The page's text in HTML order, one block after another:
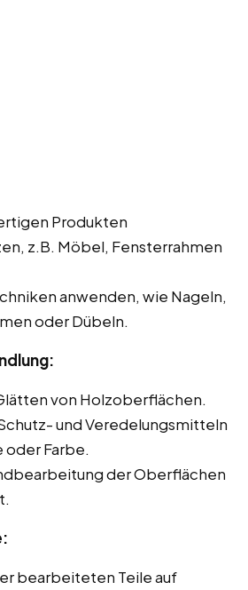
Produkten
z.B. Möbel, Fensterrahmen
anwenden, wie Nageln,
oder Dübeln.
von Holzoberflächen.
und Veredelungsmitteln
oder Farbe.
der Oberflächen
bearbeiteten Teile auf